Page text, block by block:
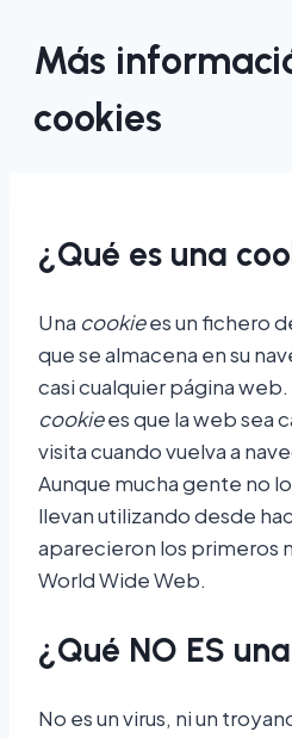
Más
cookies
¿Qué es una
Una cookiees un fichero
que se almacena en su
casi cualquier página web.
cookiees que la web sea
visita cuando vuelva a
Aunque mucha gente no
llevan utilizando desde
aparecieron los primeros
World Wide Web.
¿Qué NO ES
No es un virus, ni un